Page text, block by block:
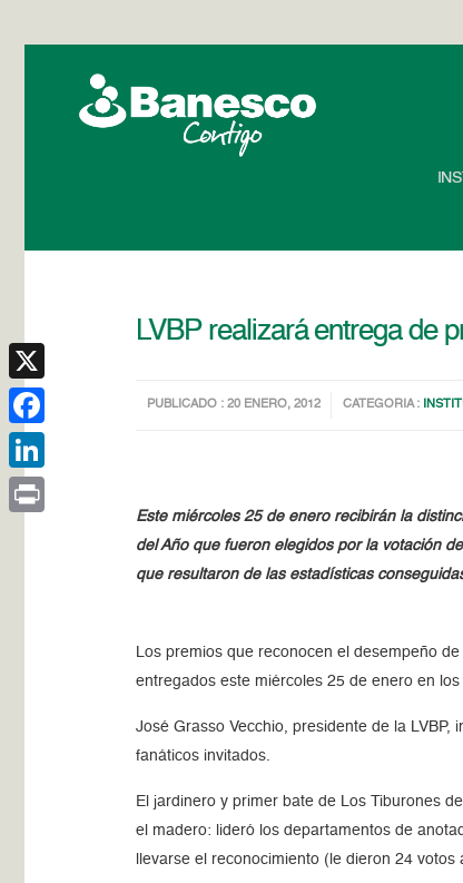
LVBP realizará entrega de
PUBLICADO : 20 ENERO, 2012 CATEGORIA :
Este miércoles 25 de enero recibirán la
del Año que fueron elegidos por la votación
que resultaron de las estadísticas
Los premios que reconocen el desempeño
entregados este miércoles 25 de enero en
José Grasso Vecchio, presidente de la
fanáticos invitados.
El jardinero y primer bate de Los Tiburones
el madero: lideró los departamentos de
llevarse el reconocimiento (le dieron 24
X
Facebook
LinkedIn